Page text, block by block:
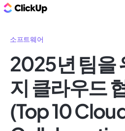
소프트웨어
2025년 팀을
지 클라우드
(Top 10